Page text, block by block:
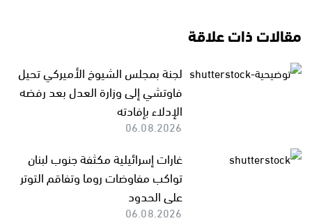
مقالات ذات علاقة
لجنة بمجلس الشيوخ الأميركي تحيل
فاوتشي إلى وزارة العدل بعد رفضه
الإدلاء بإفادته
06.08.2026
غارات إسرائيلية مكثفة جنوب لبنان
تواكب مفاوضات روما وتفاقم التوتر
على الحدود
06.08.2026